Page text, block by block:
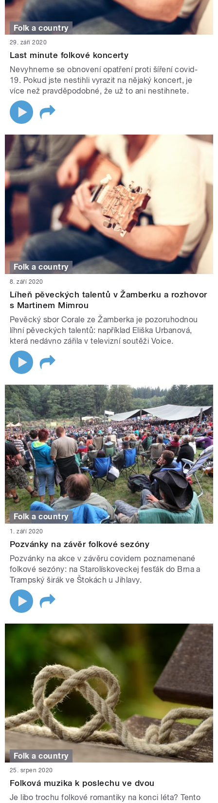
Folk a country
29. září 2020
Last minute folkové koncerty
Nevyhneme se obnovení opatření proti šíření covid-
19. Pokud jste nestihli vyrazit na nějaký koncert, je
více než pravděpodobné, že už to ani nestihnete.
Folk a country
8. září 2020
Líheň pěveckých talentů v Žamberku a rozhovor
s Martinem Mimrou
Pevěcký sbor Corale ze Žamberka je pozoruhodnou
líhní pěveckých talentů: například Eliška Urbanová,
která nedávno zářila v televizní soutěži Voice.
Folk a country
1. září 2020
Pozvánky na závěr folkové sezóny
Pozvánky na akce v závěru covidem poznamenané
folkové sezóny: na Starolískoveckej fesťák do Brna a
Trampský širák ve Štokách u Jihlavy.
Folk a country
25. srpen 2020
Folková muzika k poslechu ve dvou
Je libo trochu folkové romantiky na konci léta? Tento